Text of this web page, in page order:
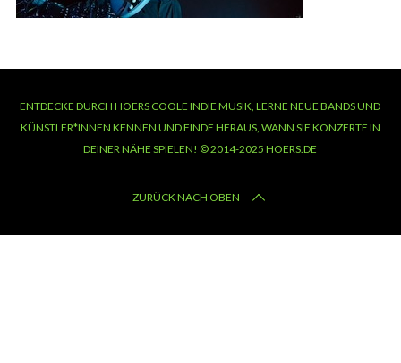
ENTDECKE DURCH HOERS COOLE INDIE MUSIK, LERNE NEUE BANDS UND
KÜNSTLER*INNEN KENNEN UND FINDE HERAUS, WANN SIE KONZERTE IN
DEINER NÄHE SPIELEN! © 2014-2025 HOERS.DE
ZURÜCK NACH OBEN